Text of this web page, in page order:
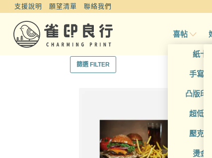
支援說明 願望清單 聯絡我們
喜帖
紙卡
手寫
凸版印
超低價
壓克
燙金
篩選 FILTER